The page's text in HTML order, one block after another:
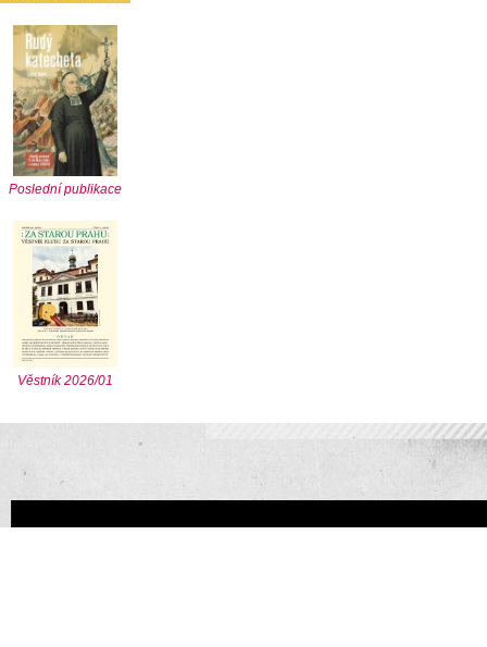
Poslední publikace
Věstník 2026/01